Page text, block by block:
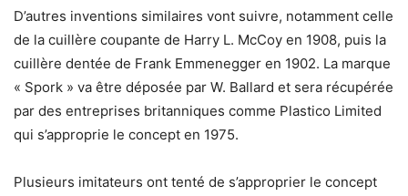
D’autres inventions similaires vont suivre, notamment celle
de la cuillère coupante de Harry L. McCoy en 1908, puis la
cuillère dentée de Frank Emmenegger en 1902. La marque
« Spork » va être déposée par W. Ballard et sera récupérée
par des entreprises britanniques comme Plastico Limited
qui s’approprie le concept en 1975.
Plusieurs imitateurs ont tenté de s’approprier le concept